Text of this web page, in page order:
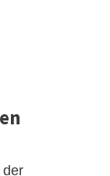
der